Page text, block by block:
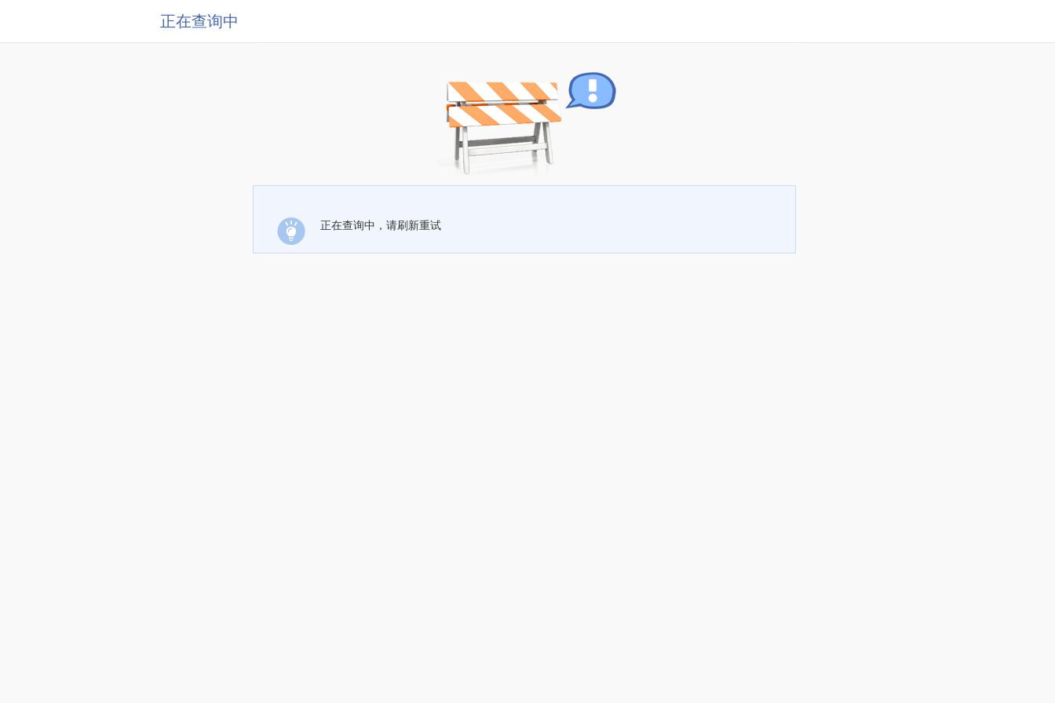
正在查询中
正在查询中，请刷新重试